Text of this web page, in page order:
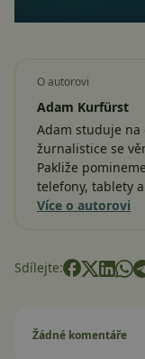
O autorovi
Adam Kurfürst
Adam studuje na
žurnalistice se
Pakliže
telefony, tablety
Více o autorovi
Sdílejte:
Žádné komentáře